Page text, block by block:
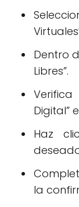
Dentro
Libres”.
Digital”
Haz
la